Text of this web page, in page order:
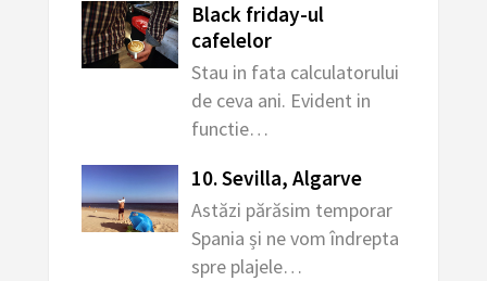
Black friday-ul
cafelelor
Stau in fata calculatorului
de ceva ani. Evident in
functie…
10. Sevilla, Algarve
Astăzi părăsim temporar
Spania și ne vom îndrepta
spre plajele…